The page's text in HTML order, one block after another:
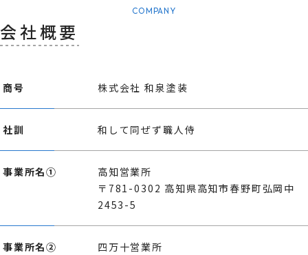
COMPANY
会社概要
商号 株式会社 和泉塗装
社訓 和して同ぜず職人侍
事業所名①
高知営業所
〒781-0302 高知県高知市春野町弘岡中
2453-5
事業所名②
四万十営業所